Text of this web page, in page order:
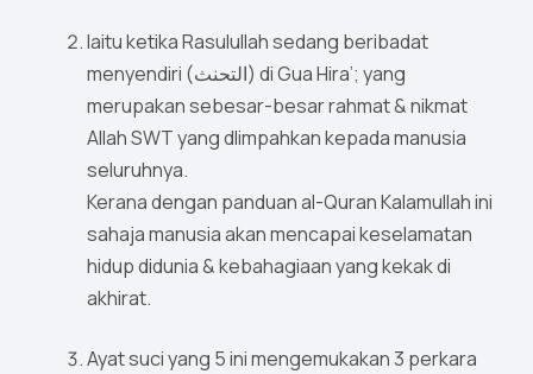
Iaitu ketika Rasulullah sedang beribadat
menyendiri (التحنث) di Gua Hira’; yang
merupakan sebesar-besar rahmat & nikmat
Allah SWT yang dlimpahkan kepada manusia
seluruhnya.
Kerana dengan panduan al-Quran Kalamullah ini
sahaja manusia akan mencapai keselamatan
hidup didunia & kebahagiaan yang kekak di
akhirat.
Ayat suci yang 5 ini mengemukakan 3 perkara